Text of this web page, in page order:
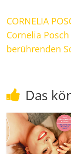
CORNELIA
Cornelia
berührenden
Das